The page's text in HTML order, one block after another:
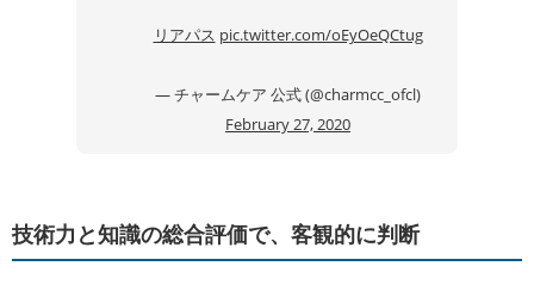
リアパス pic.twitter.com/oEyOeQCtug
— チャームケア 公式 (@charmcc_ofcl)
February 27, 2020
技術力と知識の総合評価で、客観的に判断